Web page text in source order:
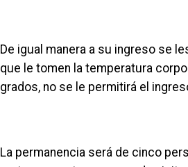
De igual manera a su ingreso se
que le tomen la temperatura
grados, no se le permitirá el
La permanencia será de cinco